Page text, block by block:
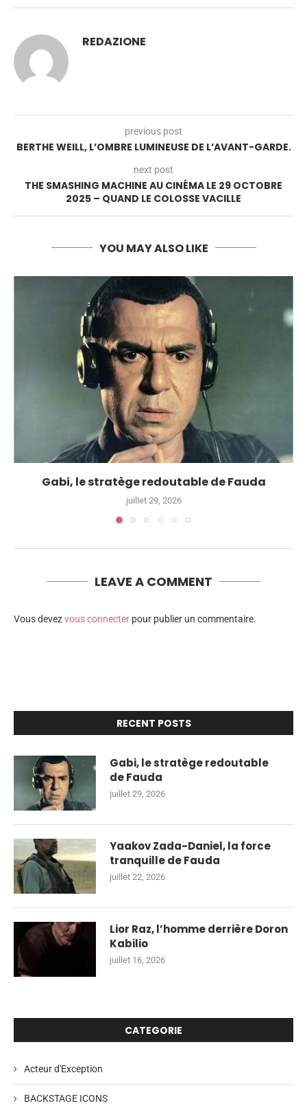
REDAZIONE
previous post
BERTHE WEILL, L’OMBRE LUMINEUSE DE L’AVANT-GARDE.
next post
THE SMASHING MACHINE AU CINÉMA LE 29 OCTOBRE
2025 – QUAND LE COLOSSE VACILLE
YOU MAY ALSO LIKE
Gabi, le stratège redoutable de Fauda
juillet 29, 2026
LEAVE A COMMENT
Vous devezvous connecter pour publier un commentaire.
RECENT POSTS
Gabi, le stratège redoutable
de Fauda
juillet 29, 2026
Yaakov Zada-Daniel, la force
tranquille de Fauda
juillet 22, 2026
Lior Raz, l’homme derrière Doron
Kabilio
juillet 16, 2026
CATEGORIE
Acteur d'Exception
BACKSTAGE ICONS